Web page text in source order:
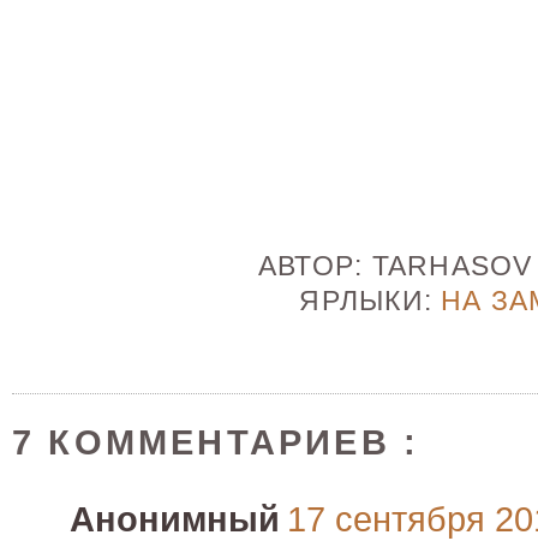
АВТОР:
ЯРЛЫКИ: НА
7 КОММЕНТАРИЕВ :
Анонимный 17 сентября